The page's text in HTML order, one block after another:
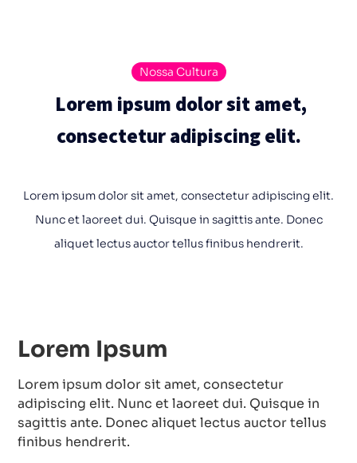
Nossa Cultura
Lorem ipsum dolor sit amet,
consectetur adipiscing elit.
Lorem ipsum dolor sit amet, consectetur adipiscing elit.
Nunc et laoreet dui. Quisque in sagittis ante. Donec
aliquet lectus auctor tellus finibus hendrerit.
Lorem Ipsum
Lorem ipsum dolor sit amet, consectetur
adipiscing elit. Nunc et laoreet dui. Quisque in
sagittis ante. Donec aliquet lectus auctor tellus
finibus hendrerit.